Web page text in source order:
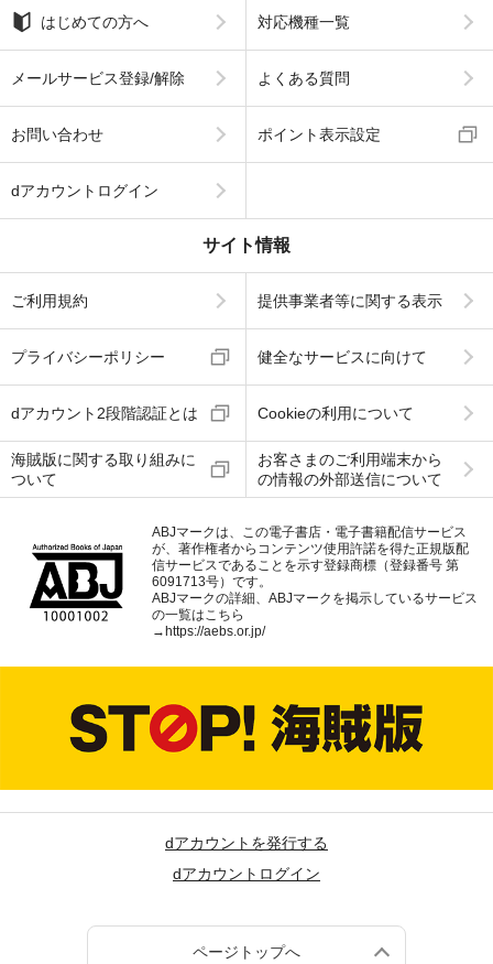
はじめての方へ 対応機種一覧
メールサービス登録/解除 よくある質問
お問い合わせ ポイント表示設定
dアカウントログイン
サイト情報
ご利用規約 提供事業者等に関する表示
プライバシーポリシー 健全なサービスに向けて
dアカウント2段階認証とは Cookieの利用について
海賊版に関する取り組みに
ついて
お客さまのご利用端末から
の情報の外部送信について
ABJマークは、この電子書店・電子書籍配信サービス
が、著作権者からコンテンツ使用許諾を得た正規版配
信サービスであることを示す登録商標（登録番号 第
6091713号）です。
ABJマークの詳細、ABJマークを掲示しているサービス
の一覧はこちら
→ https://aebs.or.jp/
dアカウントを発行する
dアカウントログイン
ページトップへ